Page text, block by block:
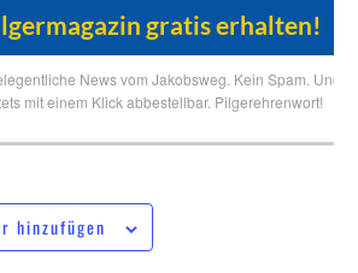
News vom Jakobsweg. Kein Spam. Und
mit einem Klick abbestellbar. Pilgerehrenwort!
hinzufügen